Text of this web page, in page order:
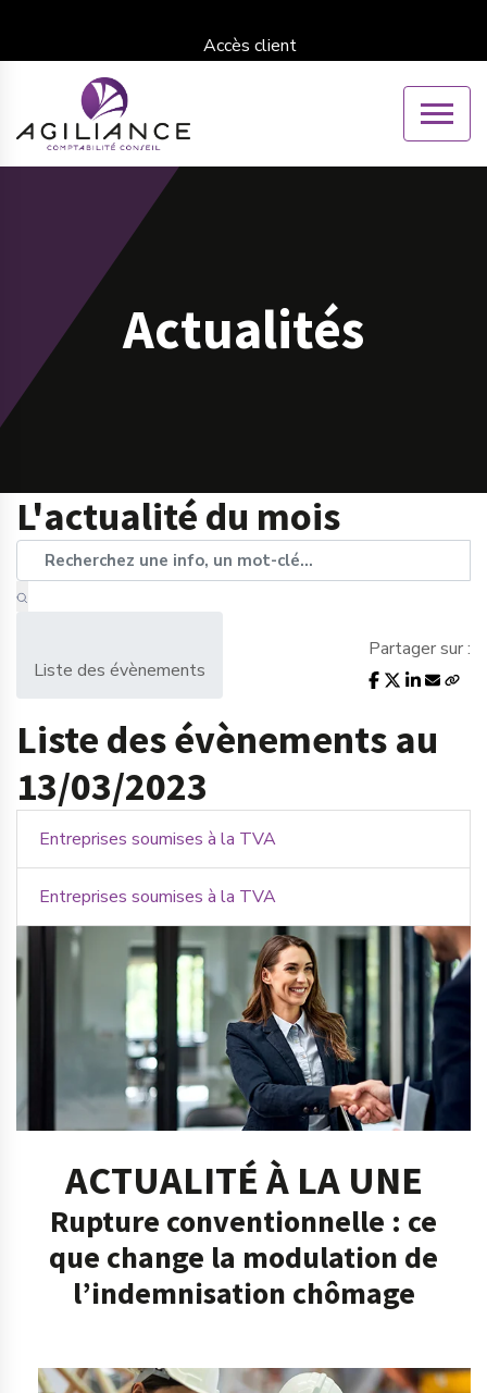
Accès client
Actualités
L'actualité du mois
Liste des évènements
Partager sur :
Liste des évènements au
13/03/2023
Entreprises soumises à la TVA
Entreprises soumises à la TVA
ACTUALITÉ À LA UNE
Rupture conventionnelle : ce
que change la modulation de
l’indemnisation chômage